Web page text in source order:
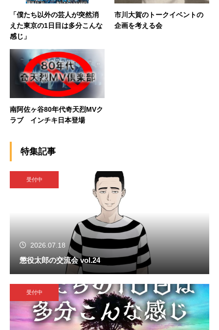
「僕たち以外の芸人が突然消
えた東京の1日目は多分こんな
感じ」
市川大賀のトークイベントの
企画を考える会
南阿佐ヶ谷80年代奇天烈MVク
ラブ インチキ日本登場
特集記事
受付中
2026.07.18
懲役太郎の交流会 vol.24
受付中